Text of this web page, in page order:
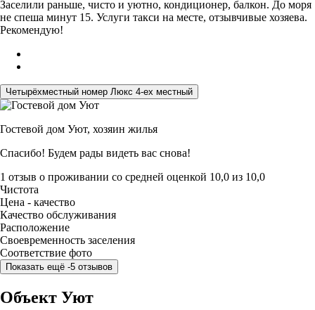
Заселили раньше, чисто и уютно, кондиционер, балкон. До моря
не спеша минут 15. Услуги такси на месте, отзывчивые хозяева.
Рекомендую!
Четырёхместный номер Люкс 4-ех местный
Гостевой дом Уют, хозяин жилья
Спасибо! Будем рады видеть вас снова!
1 отзыв о проживании со средней оценкой 10,0 из 10,0
Чистота
Цена - качество
Качество обслуживания
Расположение
Своевременность заселения
Соответствие фото
Показать ещё -5 отзывов
Объект Уют